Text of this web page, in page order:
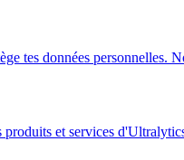
tes données personnelles.
et services